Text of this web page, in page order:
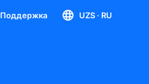
Поддержка UZS · RU